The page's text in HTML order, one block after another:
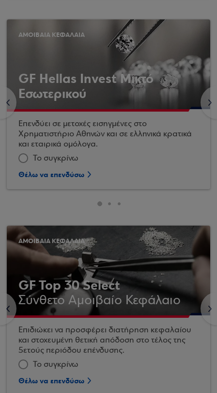
<
ΑΜΟΙΒΑΙΑ ΚΕΦΑΛΑΙΑ
Το συγκρίνω
GF Hellas Invest Μικτό
Εσωτερικού
Επενδύει σε μετοχές εισηγμένες στο
Χρηματιστήριο Αθηνών και σε ελληνικά κρατικά
και εταιρικά ομόλογα.
Θέλω να επενδύσω
>
<
ΑΜΟΙΒΑΙΑ ΚΕΦΑΛΑΙΑ
Το συγκρίνω
GF Top 30 Select
Σύνθετο Αμοιβαίο Κεφάλαιο
Επιδιώκει να προσφέρει διατήρηση κεφαλαίου
και στοχευμένη θετική απόδοση στο τέλος της
5ετούς περιόδου επένδυσης.
Θέλω να επενδύσω
>